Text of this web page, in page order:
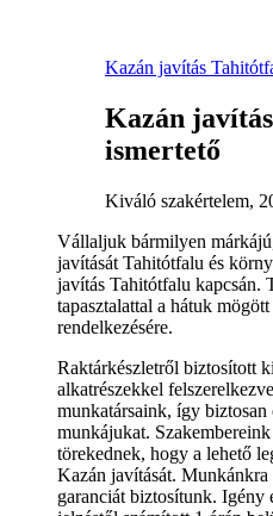
Kazán javítás
Kazán
ismertető
Kiváló szakértelem,
Vállaljuk bármilyen
javítását Tahitótfalu és
javítás Tahitótfalu kapcsán.
tapasztalattal a hátuk
rendelkezésére.
Raktárkészletről biztosított
alkatrészekkel
munkatársaink, így
munkájukat.
törekednek, hogy a lehető
Kazán javítását. Munkánkra
garanciát biztosítunk. Igény